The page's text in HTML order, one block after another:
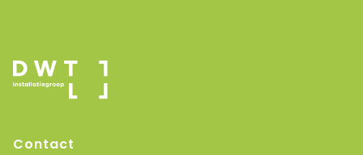
Contact